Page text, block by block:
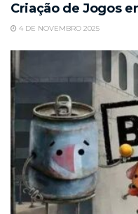
Criação de Jogos
4 DE NOVEMBRO 2025